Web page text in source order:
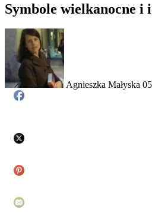
Symbole wielkanocne i
Agnieszka Małyska